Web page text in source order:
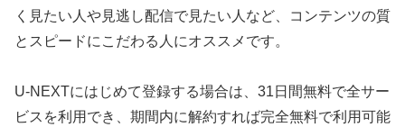
く見たい人や見逃し配信で見たい人など、コンテンツの質
とスピードにこだわる人にオススメです。
U-NEXTにはじめて登録する場合は、31日間無料で全サー
ビスを利用でき、期間内に解約すれば完全無料で利用可能